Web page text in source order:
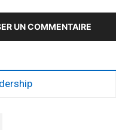
UN COMMENTAIRE